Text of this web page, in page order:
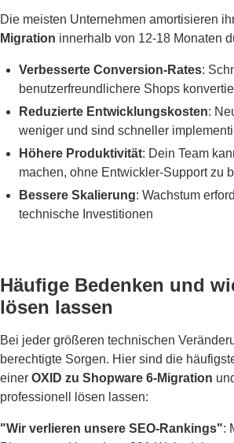
Die meisten Unternehmen amortisieren
Migration innerhalb von 12-18 Monaten
Verbesserte Conversion-Rates:
benutzerfreundlichere Shops
Reduzierte Entwicklungskosten:
weniger und sind schneller
Höhere Produktivität: Dein Team
machen, ohne Entwickler-Support zu
Bessere Skalierung: Wachstum
technische Investitionen
Häufige Bedenken und
lösen lassen
Bei jeder größeren technischen
berechtigte Sorgen. Hier sind die
einer OXID zu Shopware 6-Migration
professionell lösen lassen:
"Wir verlieren unsere SEO-Rankings":